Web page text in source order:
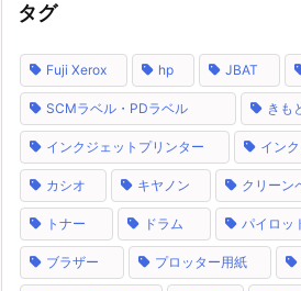
タグ
Fuji Xerox hp JBAT
SCMラベル・PDラベル きも
インクジェットプリンター イン
カシオ キヤノン クリーン
トナー ドラム パイロッ
ブラザー プロッター用紙